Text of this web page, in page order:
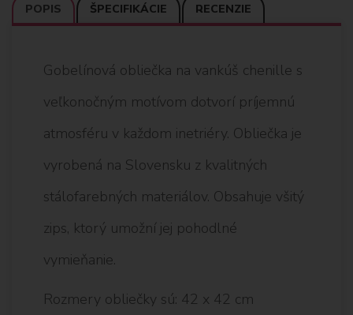
POPIS ŠPECIFIKÁCIE RECENZIE
Gobelínová obliečka na vankúš chenille s
veľkonočným motívom dotvorí príjemnú
atmosféru v každom inetriéry. Obliečka je
vyrobená na Slovensku z kvalitných
stálofarebných materiálov. Obsahuje všitý
zips, ktorý umožní jej pohodlné
vymieňanie.
Rozmery obliečky sú: 42 x 42 cm